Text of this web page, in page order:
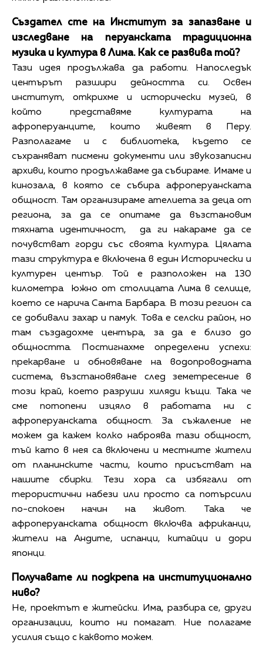
Създател сте на Институт за запазване и
изследване на перуанската традиционна
музика и култура в Лима. Как се развива той?
Тази идея продължава да работи. Напоследък
центърът разшири дейността си. Освен
институт, открихме и исторически музей, в
който представяме културата на
афроперуанците, които живеят в Перу.
Разполагаме и с библиотека, където се
съхраняват писмени документи или звукозаписни
архиви, които продължаваме да събираме. Имаме и
кинозала, в която се събира афроперуанската
общност. Там организираме ателиета за деца от
региона, за да се опитаме да възстановим
тяхната идентичност, да ги накараме да се
почувстват горди със своята култура. Цялата
тази структура е включена в един Исторически и
културен център. Той е разположен на 130
километра южно от столицата Лима в селище,
което се нарича Санта Барбара. В този регион са
се добивали захар и памук. Това е селски район, но
там създадохме центъра, за да е близо до
общността. Постигнахме определени успехи:
прекарване и обновяване на водопроводната
система, възстановяване след земетресение в
този край, което разруши хиляди къщи. Така че
сме потопени изцяло в работата ни с
афроперуанската общност. За съжаление не
можем да кажем колко наброява тази общност,
тъй като в нея са включени и местните жители
от планинските части, които присъстват на
нашите сбирки. Тези хора са избягали от
терористични набези или просто са потърсили
по-спокоен начин на живот. Така че
афроперуанската общност включва африканци,
жители на Андите, испанци, китайци и дори
японци.
Получавате ли подкрепа на институционално
ниво?
Не, проектът е житейски. Има, разбира се, други
организации, които ни помагат. Ние полагаме
усилия също с каквото можем.